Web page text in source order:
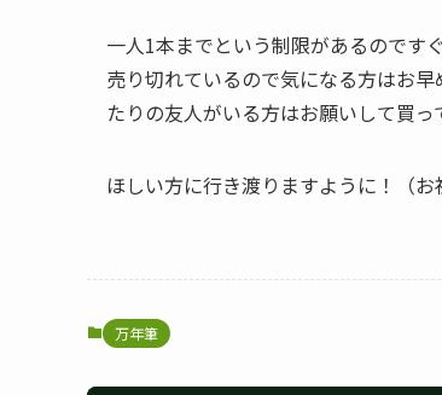
一人1本までという制限があるのです
売り切れているので気になる方はお
たりの友人がいる方はお願いして買っ
ほしい方に行き渡りますように！（お
万年筆